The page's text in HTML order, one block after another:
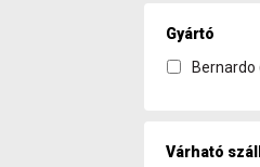
BELÉPÉS
NINCS MÉG
Gyártó
Bernardo
Várható